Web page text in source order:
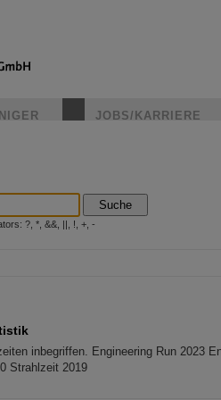
JOBS/KARRIERE
Suche
?, *, &&, ||, !, +, -
inbegriffen. Engineering Run 2023
Strahlzeit 2019